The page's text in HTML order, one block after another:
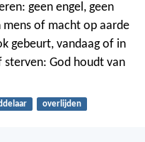
geen engel, geen
mens of macht op aarde
gebeurt, vandaag of in
God houdt van
overlijden